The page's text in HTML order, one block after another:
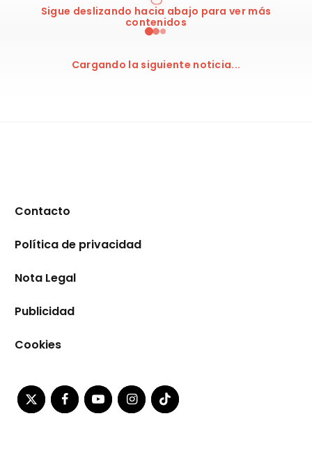
Sigue deslizando hacia abajo para ver más
contenidos
Cargando la siguiente noticia...
Contacto
Política de privacidad
Nota Legal
Publicidad
Cookies